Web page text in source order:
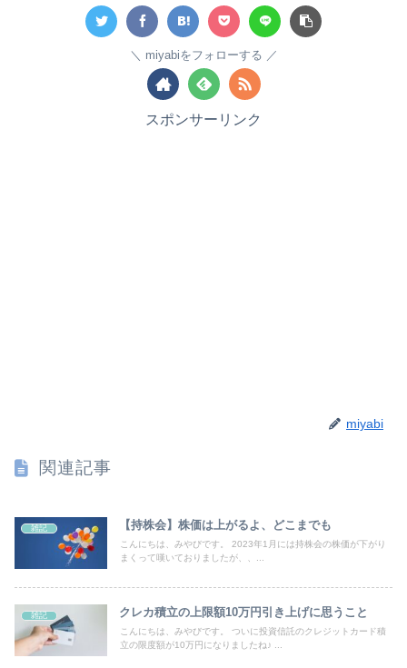
miyabiをフォローする
スポンサーリンク
miyabi
関連記事
雑記 【持株会】株価は上がるよ、どこまでも
こんにちは、みやびです。 2023年1月には持株会の株価が下がり
まくって嘆いておりましたが、、...
雑記 クレカ積立の上限額10万円引き上げに思うこと
こんにちは、みやびです。 ついに投資信託のクレジットカード積
立の限度額が10万円になりましたね♪ ...